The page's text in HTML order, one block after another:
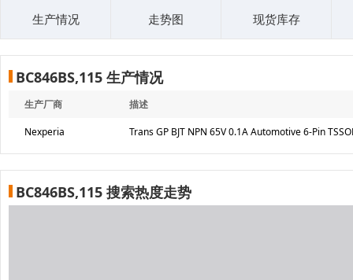
生产情况 走势图 现货库存
BC846BS,115 生产情况
生产厂商 描述
Nexperia Trans GP BJT NPN 65V 0.1A Automotive 6-Pin
BC846BS,115 搜索热度走势